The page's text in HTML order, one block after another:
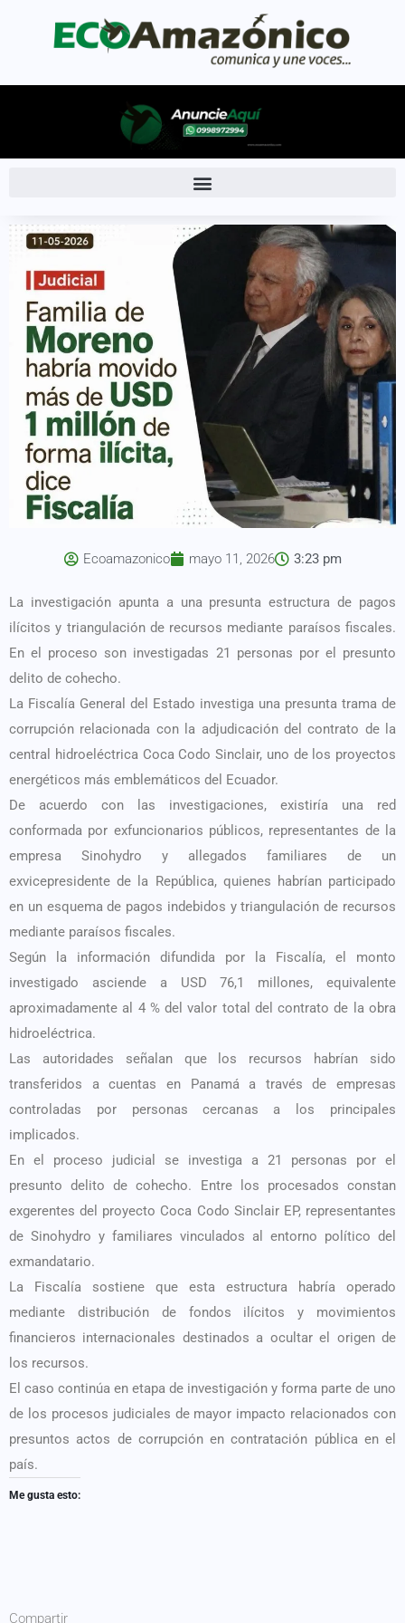
Ecoamazonico mayo 11, 2026 3:23 pm
La investigación apunta a una presunta estructura de pagos
ilícitos y triangulación de recursos mediante paraísos fiscales.
En el proceso son investigadas 21 personas por el presunto
delito de cohecho.
La Fiscalía General del Estado investiga una presunta trama de
corrupción relacionada con la adjudicación del contrato de la
central hidroeléctrica Coca Codo Sinclair, uno de los proyectos
energéticos más emblemáticos del Ecuador.
De acuerdo con las investigaciones, existiría una red
conformada por exfuncionarios públicos, representantes de la
empresa Sinohydro y allegados familiares de un
exvicepresidente de la República, quienes habrían participado
en un esquema de pagos indebidos y triangulación de recursos
mediante paraísos fiscales.
Según la información difundida por la Fiscalía, el monto
investigado asciende a USD 76,1 millones, equivalente
aproximadamente al 4 % del valor total del contrato de la obra
hidroeléctrica.
Las autoridades señalan que los recursos habrían sido
transferidos a cuentas en Panamá a través de empresas
controladas por personas cercanas a los principales
implicados.
En el proceso judicial se investiga a 21 personas por el
presunto delito de cohecho. Entre los procesados constan
exgerentes del proyecto Coca Codo Sinclair EP, representantes
de Sinohydro y familiares vinculados al entorno político del
exmandatario.
La Fiscalía sostiene que esta estructura habría operado
mediante distribución de fondos ilícitos y movimientos
financieros internacionales destinados a ocultar el origen de
los recursos.
El caso continúa en etapa de investigación y forma parte de uno
de los procesos judiciales de mayor impacto relacionados con
presuntos actos de corrupción en contratación pública en el
país.
Me gusta esto:
Compartir